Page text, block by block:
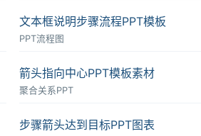
文本框说明步骤流程PPT模板
PPT流程图
箭头指向中心PPT模板素材
聚合关系PPT
步骤箭头达到目标PPT图表